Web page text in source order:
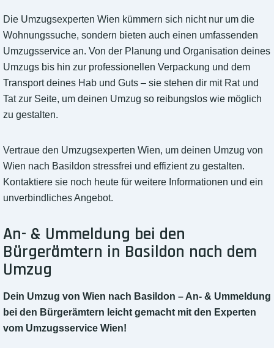
Die Umzugsexperten Wien kümmern sich nicht nur um die
Wohnungssuche, sondern bieten auch einen umfassenden
Umzugsservice an. Von der Planung und Organisation deines
Umzugs bis hin zur professionellen Verpackung und dem
Transport deines Hab und Guts – sie stehen dir mit Rat und
Tat zur Seite, um deinen Umzug so reibungslos wie möglich
zu gestalten.
Vertraue den Umzugsexperten Wien, um deinen Umzug von
Wien nach Basildon stressfrei und effizient zu gestalten.
Kontaktiere sie noch heute für weitere Informationen und ein
unverbindliches Angebot.
An- & Ummeldung bei den
Bürgerämtern in Basildon nach dem
Umzug
Dein Umzug von Wien nach Basildon – An- & Ummeldung
bei den Bürgerämtern leicht gemacht mit den Experten
vom Umzugsservice Wien!